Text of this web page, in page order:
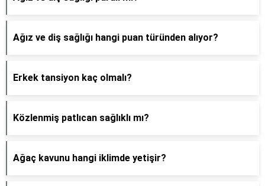
Ağız ve diş sağlığı hangi puan türünden alıyor?
Erkek tansiyon kaç olmalı?
Közlenmiş patlıcan sağlıklı mı?
Ağaç kavunu hangi iklimde yetişir?